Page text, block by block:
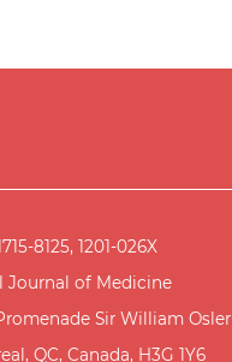
8125, 1201-026X
Journal of Medicine
Sir William Osler
QC, Canada, H3G 1Y6